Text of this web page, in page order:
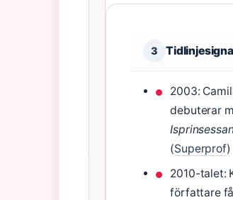
3
2003:
debuterar
(Superprof)
2010-talet:
författare